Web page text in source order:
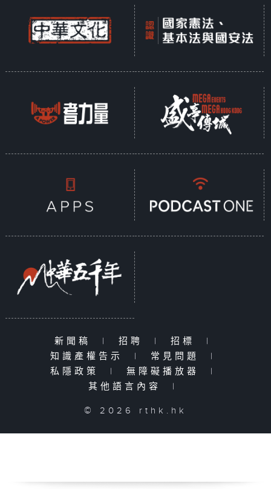
新聞稿 | 招聘 | 招標
|
知識產權告示
| 常見問題
|
私隱政策
| 無障礙播放器
|
其他語言內容
|
© 2026 rthk.hk